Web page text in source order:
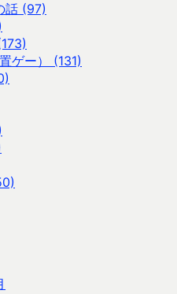
話 (97)
ゲー） (131)